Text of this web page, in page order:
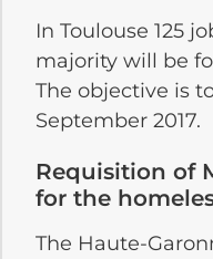
In Toulouse 125
majority will be
The objective is
September 2017.
Requisition of
for the
The Haute-